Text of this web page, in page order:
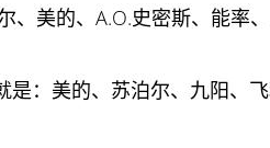
美的、A.O.史密斯、能率、
：美的、苏泊尔、九阳、飞